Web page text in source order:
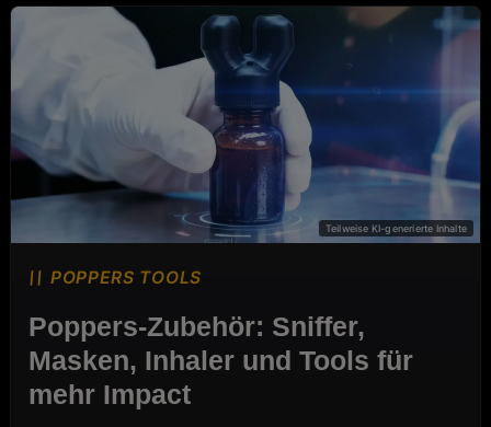
POPPERS TOOLS
POPPERS TOOLS
Poppers-Zubehör: Sniffer,
Masken, Inhaler und Tools für
mehr Impact